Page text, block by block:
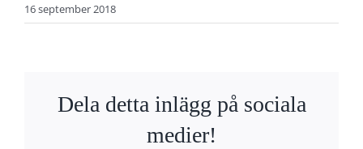
16 september 2018
Dela detta inlägg på sociala
medier!